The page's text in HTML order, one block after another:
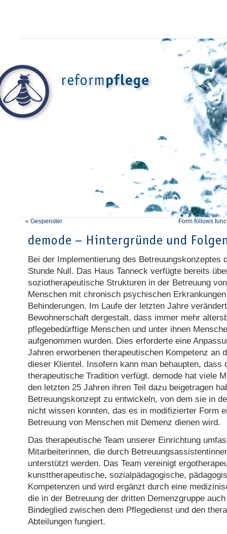
« Gespenster Form follows
demode – Hintergründe und
Bei der Implementierung des Betreuungskonzeptes
Stunde Null. Das Haus Tanneck verfügte bereits
soziotherapeutische Strukturen in der Betreuung
Menschen mit chronisch psychischen
Behinderungen. Im Laufe der letzten Jahre
Bewohnerschaft dergestalt, dass immer mehr
pflegebedürftige Menschen und unter ihnen
aufgenommen wurden. Dies erforderte eine
Jahren erworbenen therapeutischen Kompetenz an
dieser Klientel. Insofern kann man behaupten, dass
therapeutische Tradition verfügt. demode hat viele
den letzten 25 Jahren ihren Teil dazu beigetragen
Betreuungskonzept zu entwickeln, von dem sie in
nicht wissen konnten, das es in modifizierter Form
Betreuung von Menschen mit Demenz dienen wird.
Das therapeutische Team unserer Einrichtung
Mitarbeiterinnen, die durch
unterstützt werden. Das Team vereinigt
kunsttherapeutische, sozialpädagogische,
Kompetenzen und wird ergänzt durch eine
die in der Betreuung der dritten Demenzgruppe
Bindeglied zwischen dem Pflegedienst und den
Abteilungen fungiert.